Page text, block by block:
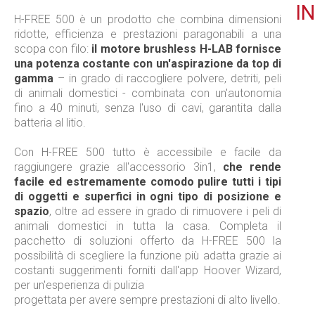
H-FREE 500 è un prodotto che combina dimensioni
ridotte, efficienza e prestazioni paragonabili a una
scopa con filo: il motore brushless H-LAB fornisce
una potenza costante con un'aspirazione da top di
gamma – in grado di raccogliere polvere, detriti, peli
di animali domestici - combinata con un'autonomia
fino a 40 minuti, senza l'uso di cavi, garantita dalla
batteria al litio.
Con H-FREE 500 tutto è accessibile e facile da
raggiungere grazie all'accessorio 3in1, che rende
facile ed estremamente comodo pulire tutti i tipi
di oggetti e superfici in ogni tipo di posizione e
spazio, oltre ad essere in grado di rimuovere i peli di
animali domestici in tutta la casa. Completa il
pacchetto di soluzioni offerto da H-FREE 500 la
possibilità di scegliere la funzione più adatta grazie ai
costanti suggerimenti forniti dall'app Hoover Wizard,
per un'esperienza di pulizia
progettata per avere sempre prestazioni di alto livello.
IN